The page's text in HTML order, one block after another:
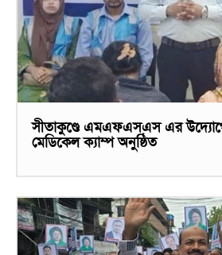
সীতাকুণ্ডে এমএফএসএস এর উদ্যোগে
মেডিকেল ক্যাম্প অনুষ্ঠিত